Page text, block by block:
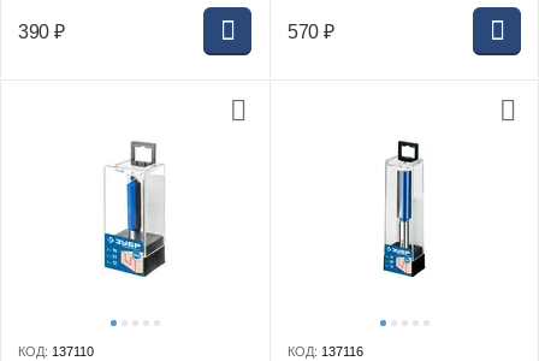
390 ₽ 570 ₽
КОД: 137110 КОД: 137116